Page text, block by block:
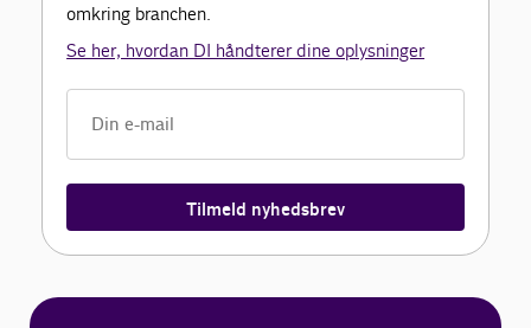
omkring branchen.
Se her, hvordan DI håndterer dine oplysninger
Tilmeld nyhedsbrev